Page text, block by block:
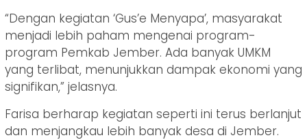
“Dengan kegiatan ‘Gus’e Menyapa’, masyarakat
menjadi lebih paham mengenai program-
program Pemkab Jember. Ada banyak UMKM
yang terlibat, menunjukkan dampak ekonomi yang
signifikan,” jelasnya.
Farisa berharap kegiatan seperti ini terus berlanjut
dan menjangkau lebih banyak desa di Jember.